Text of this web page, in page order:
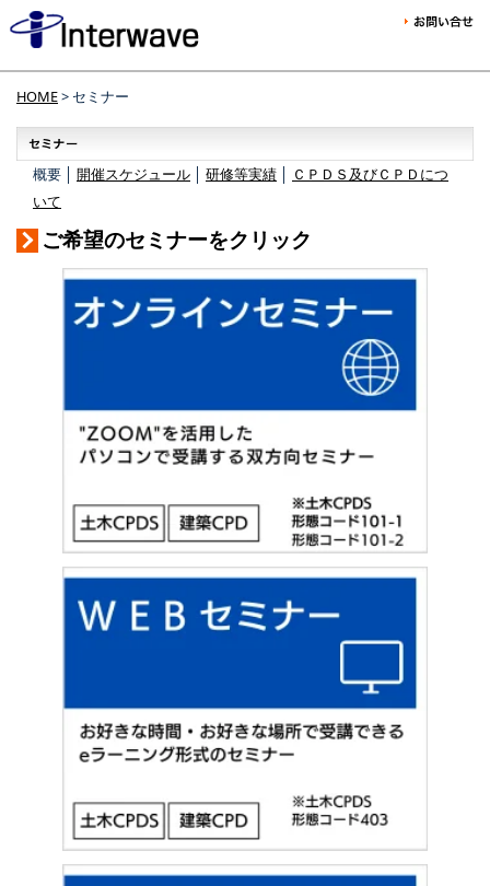
HOME> セミナー
概要 │ 開催スケジュール 研修等実績
ＣＰＤＳ及びＣＰＤにつ
いて
ご希望のセミナーをクリック